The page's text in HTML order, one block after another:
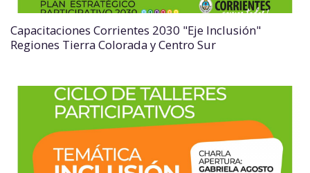
Capacitaciones Corrientes 2030 "Eje Inclusión"
Regiones Tierra Colorada y Centro Sur